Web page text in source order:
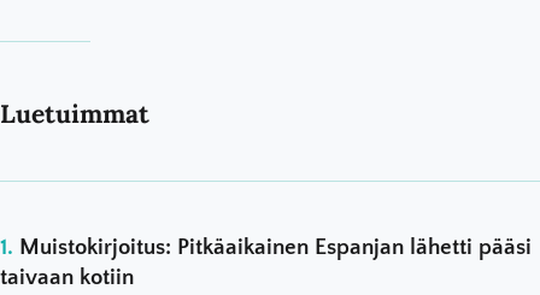
Luetuimmat
Muistokirjoitus: Pitkäaikainen Espanjan lähetti pääsi
taivaan kotiin